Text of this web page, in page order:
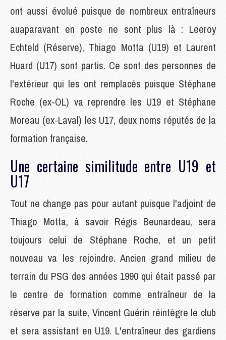
ont aussi évolué puisque de nombreux entraîneurs
auaparavant en poste ne sont plus là : Leeroy
Echteld (Réserve), Thiago Motta (U19) et Laurent
Huard (U17) sont partis. Ce sont des personnes de
l'extérieur qui les ont remplacés puisque Stéphane
Roche (ex-OL) va reprendre les U19 et Stéphane
Moreau (ex-Laval) les U17, deux noms réputés de la
formation française.
Une certaine similitude entre U19 et
U17
Tout ne change pas pour autant puisque l'adjoint de
Thiago Motta, à savoir Régis Beunardeau, sera
toujours celui de Stéphane Roche, et un petit
nouveau va les rejoindre. Ancien grand milieu de
terrain du PSG des années 1990 qui était passé par
le centre de formation comme entraîneur de la
réserve par la suite, Vincent Guérin réintègre le club
et sera assistant en U19. L'entraîneur des gardiens